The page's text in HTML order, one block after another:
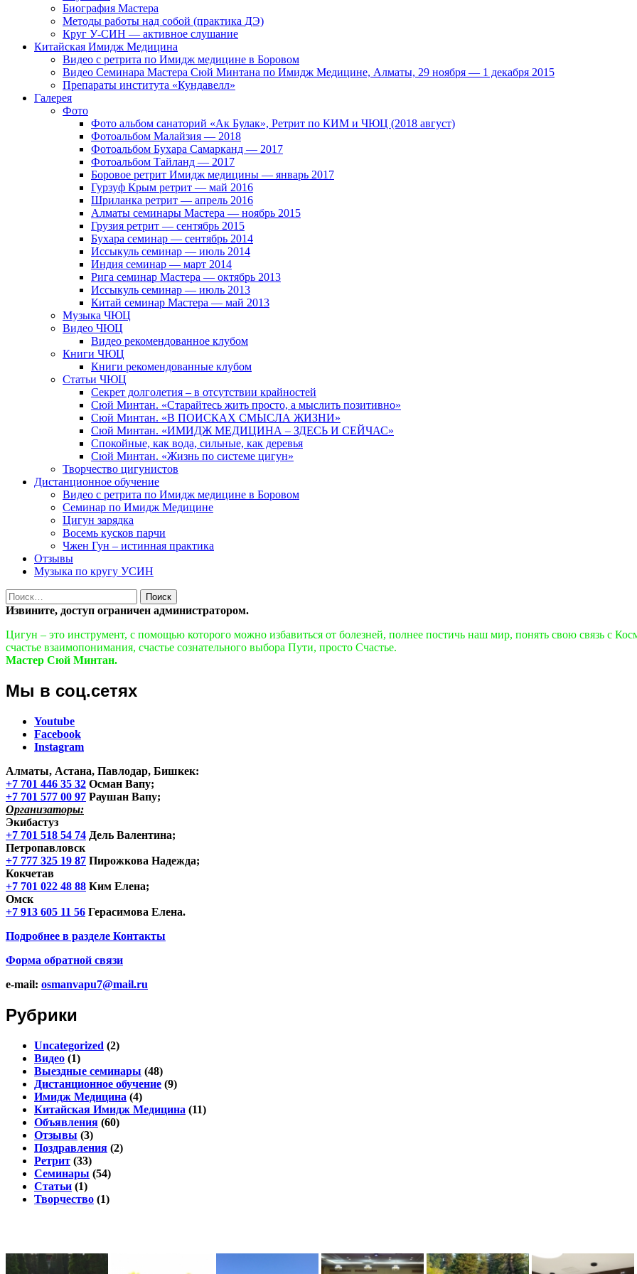
Биография Мастера
Методы работы над собой (практика ДЭ)
Круг У-СИН — активное слушание
Китайская Имидж Медицина
Видео с ретрита по Имидж медицине в Боровом
Видео Семинара Мастера Сюй Минтана по Имидж Медицине, Алматы, 29 ноября — 1 декабря 2015
Препараты института «Кундавелл»
Галерея
Фото
Фото альбом санаторий «Ак Булак», Ретрит по КИМ и ЧЮЦ (2018 август)
Фотоальбом Малайзия — 2018
Фотоальбом Бухара Самарканд — 2017
Фотоальбом Тайланд — 2017
Боровое ретрит Имидж медицины — январь 2017
Гурзуф Крым ретрит — май 2016
Шриланка ретрит — апрель 2016
Алматы семинары Мастера — ноябрь 2015
Грузия ретрит — сентябрь 2015
Бухара семинар — сентябрь 2014
Иссыкуль семинар — июль 2014
Индия семинар — март 2014
Рига семинар Мастера — октябрь 2013
Иссыкуль семинар — июль 2013
Китай семинар Мастера — май 2013
Музыка ЧЮЦ
Видео ЧЮЦ
Видео рекомендованное клубом
Книги ЧЮЦ
Книги рекомендованные клубом
Статьи ЧЮЦ
Секрет долголетия – в отсутствии крайностей
Сюй Минтан. «Старайтесь жить просто, а мыслить позитивно»
Сюй Минтан. «В ПОИСКАХ СМЫСЛА ЖИЗНИ»
Сюй Минтан. «ИМИДЖ МЕДИЦИНА – ЗДЕСЬ И СЕЙЧАС»
Спокойные, как вода, сильные, как деревья
Сюй Минтан. «Жизнь по системе цигун»
Творчество цигунистов
Дистанционное обучение
Видео с ретрита по Имидж медицине в Боровом
Семинар по Имидж Медицине
Цигун зарядка
Восемь кусков парчи
Чжен Гун – истинная практика
Отзывы
Музыка по кругу УСИН
Найти:
Извините, доступ ограничен администратором.
Цигун – это инструмент, с помощью которого можно избавиться от болезней, полнее постичь наш мир, понять свою связь с
счастье взаимопонимания, счастье сознательного выбора Пути, просто Счастье.
Мастер Сюй Минтан.
Мы в соц.сетях
Youtube
Facebook
Instagram
Алматы, Астана, Павлодар, Бишкек:
+7 701 446 35 32 Осман Вапу;
+7 701 577 00 97 Раушан Вапу;
Организаторы:
Экибастуз
+7 701 518 54 74 Дель Валентина;
Петропавловск
+7 777 325 19 87 Пирожкова Надежда;
Кокчетав
+7 701 022 48 88 Ким Елена;
Омск
+7 913 605 11 56 Герасимова Елена.
Подробнее в разделе Контакты
Форма обратной связи
e-mail: osmanvapu7@mail.ru
Рубрики
Uncategorized (2)
Видео (1)
Выездные семинары (48)
Дистанционное обучение (9)
Имидж Медицина (4)
Китайская Имидж Медицина (11)
Объявления (60)
Отзывы (3)
Поздравления (2)
Ретрит (33)
Семинары (54)
Статьи (1)
Творчество (1)